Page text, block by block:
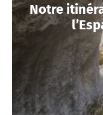
Notre